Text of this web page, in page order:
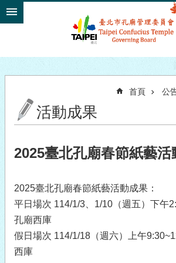
跳到主要內容區塊
首頁 公
活動成果
2025臺北孔廟春節紙藝活
2025臺北孔廟春節紙藝活動成果：
平日場次 114/1/3、1/10（週五）下午
孔廟西庫
假日場次 114/1/18（週六）上午
西庫